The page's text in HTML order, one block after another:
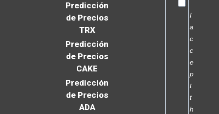
Predicción
de Precios
TRX
Predicción
de Precios
CAKE
Predicción
de Precios
ADA
I
a
c
c
e
p
t
t
h